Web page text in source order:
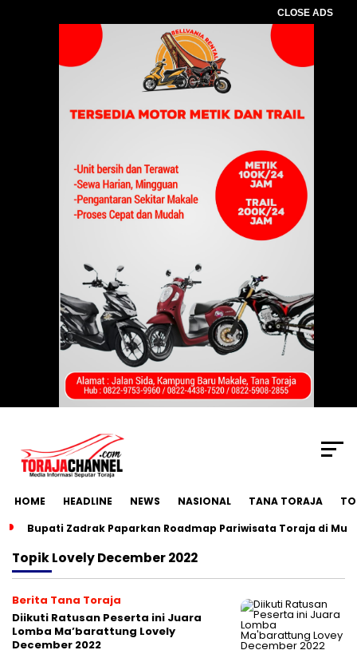
CLOSE ADS
HOME HEADLINE NEWS NASIONAL TANA TORAJA
Bupati Zadrak Paparkan Roadmap Pariwisata Toraja di
TopikLovely December 2022
Berita Tana Toraja
Diikuti Ratusan Peserta ini Juara
Lomba Ma’barattung Lovely
December 2022